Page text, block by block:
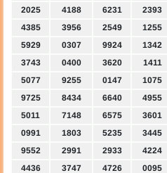
2025
4188 6231 2393
4385
3956 2549 1255
5929
0307 9924 1342
3743
0400 3620 1411
5077
9255 0147 1075
9725
8434 6640 4955
5011
7148 6575 3601
0991
1803 5235 3445
9552
2991 2933 4224
4436
3747 4726 0095